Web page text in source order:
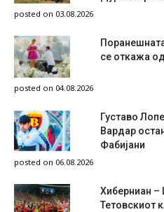
posted on 03.08.2026
се откажа
posted on 04.08.2026
Густаво
Вардар
Фабијани
posted on 06.08.2026
Хиберниан –
Тетовскиот